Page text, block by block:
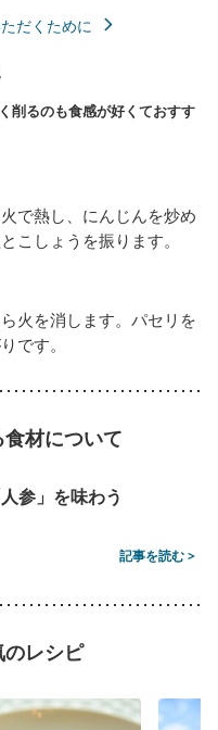
だくために
削るのも食感が好くておすす
で熱し、にんじんを炒め
こしょうを振ります。
火を消します。パセリを
です。
材について
参」を味わう
記事を読む >
レシピ